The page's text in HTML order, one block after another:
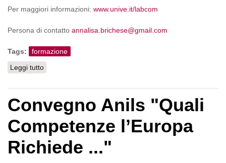
Per maggiori informazioni: www.unive.it/labcom
Persona di contatto annalisa.brichese@gmail.com
Tags:
formazione
Leggi tutto
Convegno Anils "Quali
Competenze l’Europa
Richiede ..."